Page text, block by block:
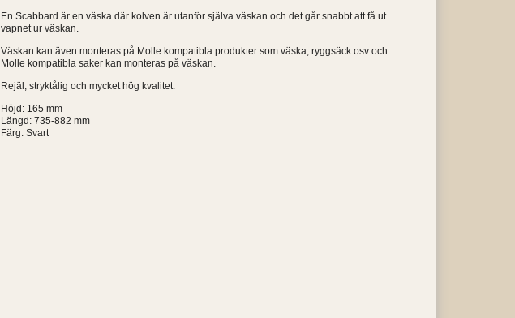
En Scabbard är en väska där kolven är utanför själva väskan och det går snabbt att få ut
vapnet ur väskan.
Väskan kan även monteras på Molle kompatibla produkter som väska, ryggsäck osv och
Molle kompatibla saker kan monteras på väskan.
Rejäl, stryktålig och mycket hög kvalitet.
Höjd: 165 mm
Längd: 735-882 mm
Färg: Svart